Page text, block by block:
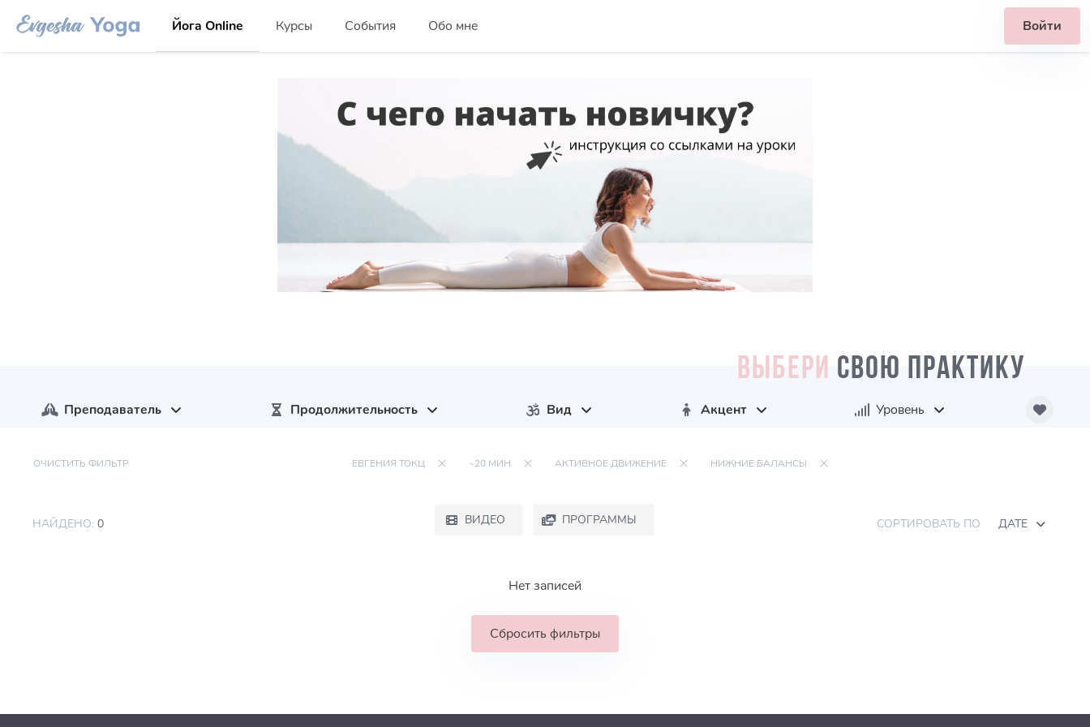
Йога Online Курсы События Обо мне Войти
ВЫБЕРИ СВОЮ ПРАКТИКУ
Преподаватель Продолжительность Вид Акцент Уровень
ОЧИСТИТЬ ФИЛЬТР ЕВГЕНИЯ ТОКЦ ~20 МИН АКТИВНОЕ ДВИЖЕНИЕ НИЖНИЕ БАЛАНСЫ
НАЙДЕНО: 0 ВИДЕО ПРОГРАММЫ СОРТИРОВАТЬ ПО ДАТЕ
Нет записей
Сбросить фильтры